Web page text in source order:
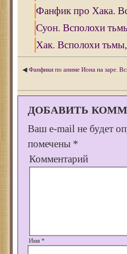
Фанфик про Хака.
Суон. Всполохи
Хак. Всполохи тьмы,
◀ Фанфики по аниме Иона на заре.
ДОБАВИТЬ
Ваш e-mail не будет
помечены *
Комментарий
Имя *